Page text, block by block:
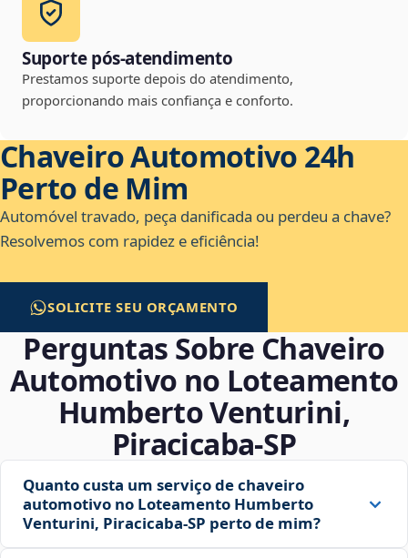
Suporte pós-atendimento
Prestamos suporte depois do atendimento,
proporcionando mais confiança e conforto.
Chaveiro Automotivo 24h
Perto de Mim
Automóvel travado, peça danificada ou perdeu a chave?
Resolvemos com rapidez e eficiência!
SOLICITE SEU ORÇAMENTO
Perguntas Sobre Chaveiro
Automotivo no Loteamento
Humberto Venturini,
Piracicaba‑SP
Quanto custa um serviço de chaveiro
automotivo no Loteamento Humberto
Venturini, Piracicaba‑SP perto de mim?